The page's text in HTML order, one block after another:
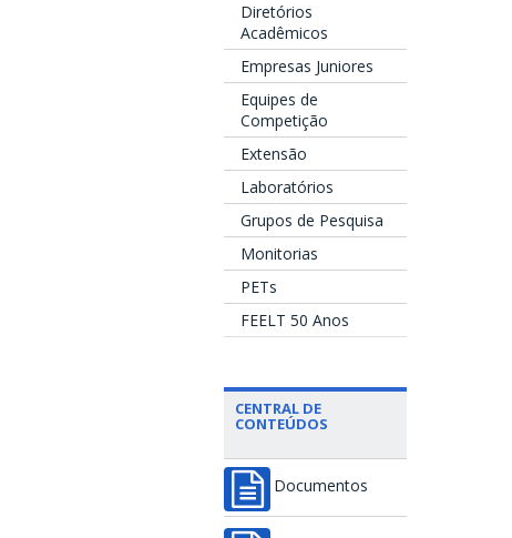
Diretórios
Acadêmicos
Empresas Juniores
Equipes de
Competição
Extensão
Laboratórios
Grupos de Pesquisa
Monitorias
PETs
FEELT 50 Anos
CENTRAL DE
CONTEÚDOS
Documentos